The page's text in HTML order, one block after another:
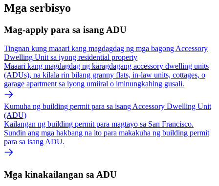
Mga serbisyo
Mag-apply para sa isang ADU
Tingnan kung maaari kang magdagdag ng mga bagong Accessory
Dwelling Unit sa iyong residential property
Maaari kang magdagdag ng karagdagang accessory dwelling units
(ADUs), na kilala rin bilang granny flats, in-law units, cottages, o
garage apartment sa iyong umiiral o iminungkahing gusali.
Kumuha ng building permit para sa isang Accessory Dwelling Unit
(ADU)
Kailangan ng building permit para magtayo sa San Francisco.
Sundin ang mga hakbang na ito para makakuha ng building permit
para sa isang ADU.
Mga kinakailangan sa ADU